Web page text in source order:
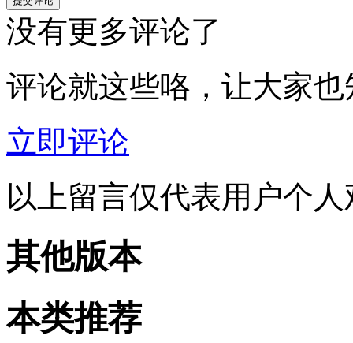
没有更多评论了
评论就这些咯，让大家
立即评论
以上留言仅代表用户个
其他版本
本类推荐